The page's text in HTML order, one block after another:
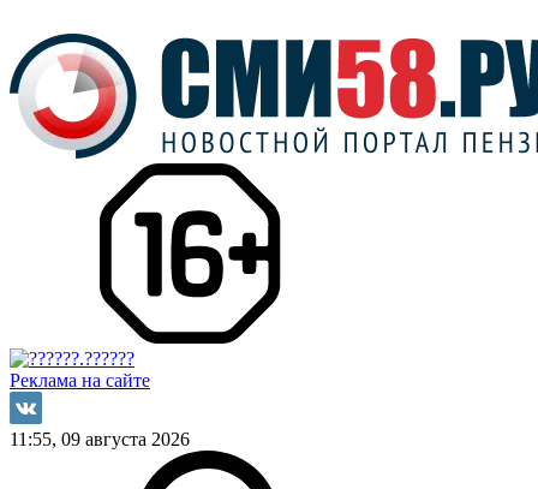
Реклама на сайте
11:55, 09 августа 2026